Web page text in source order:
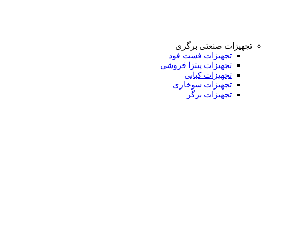
تجهیزات صنعتی برگری
تجهیزات فست فود
تجهیزات پیتزا فروشی
تجهیزات کبابی
تجهیزات سوخاری
تجهیزات برگر